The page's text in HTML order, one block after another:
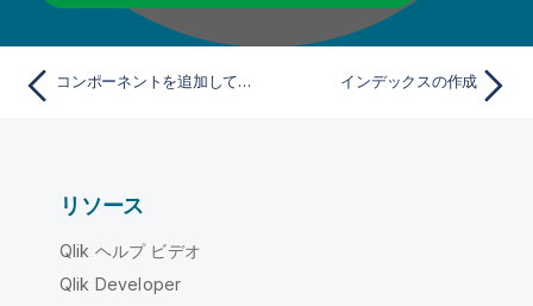
コンポーネントを追加してリンク インデックスの作成
リソース
Qlik ヘルプ ビデオ
Qlik Developer